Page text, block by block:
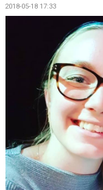
2018-05-18 17:33